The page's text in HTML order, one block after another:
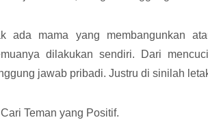
ada mama yang membangunkan
dilakukan sendiri. Dari
jawab pribadi. Justru di sinilah
Teman yang Positif.